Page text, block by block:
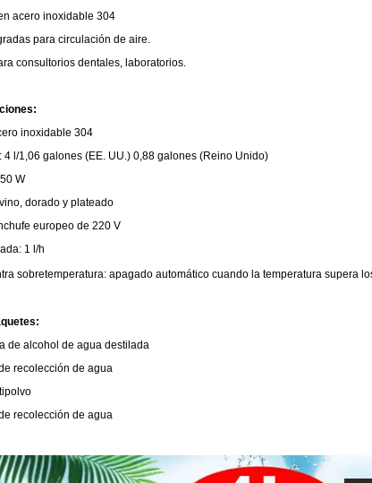
acero inoxidable 304
para circulación de aire.
consultorios dentales, laboratorios.
inoxidable 304
4 l/1,06 galones (EE. UU.) 0,88 galones (Reino Unido)
W
dorado y plateado
europeo de 220 V
1 l/h
sobretemperatura: apagado automático cuando la temperatura supera
de alcohol de agua destilada
recolección de agua
recolección de agua